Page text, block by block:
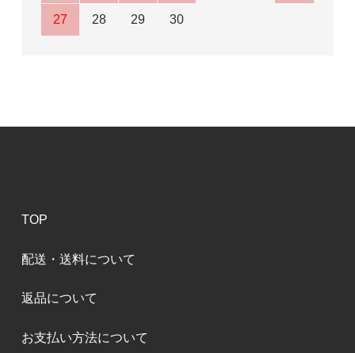
27 28 29 30
TOP
配送・送料について
返品について
お支払い方法について